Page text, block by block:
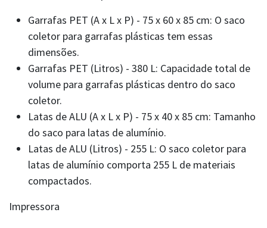
Garrafas PET (A x L x P) - 75 x 60 x 85 cm: O saco
coletor para garrafas plásticas tem essas
dimensões.
Garrafas PET (Litros) - 380 L: Capacidade total de
volume para garrafas plásticas dentro do saco
coletor.
Latas de ALU (A x L x P) - 75 x 40 x 85 cm: Tamanho
do saco para latas de alumínio.
Latas de ALU (Litros) - 255 L: O saco coletor para
latas de alumínio comporta 255 L de materiais
compactados.
Impressora